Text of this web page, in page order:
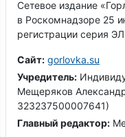
Сетевое издание
в Роскомнадзоре 25
регистрации серия
Сайт: gorlovka.su
Учредитель:
Мещеряков
323237500007641)
Главный редактор: